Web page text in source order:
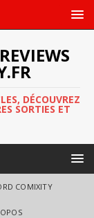
DÉCOUVREZ
SORTIES ET
COMIXITY